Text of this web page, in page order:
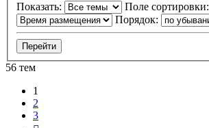
Показать:
Поле сортировки:
Порядок:
56 тем
1
2
3